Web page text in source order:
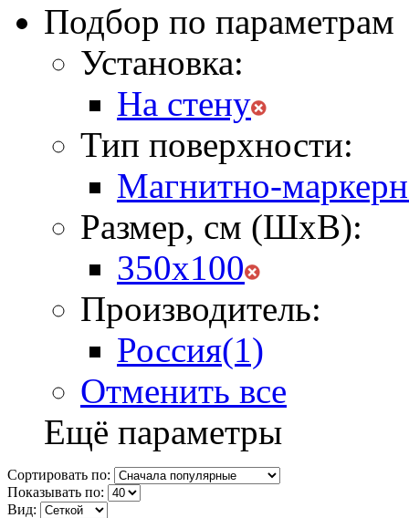
Подбор по параметрам
Установка:
На стену
Тип поверхности:
Магнитно-
Размер, см (ШхВ):
350х100
Производитель:
Россия(1)
Отменить все
Ещё параметры
Сортировать по:
Показывать по:
Вид: